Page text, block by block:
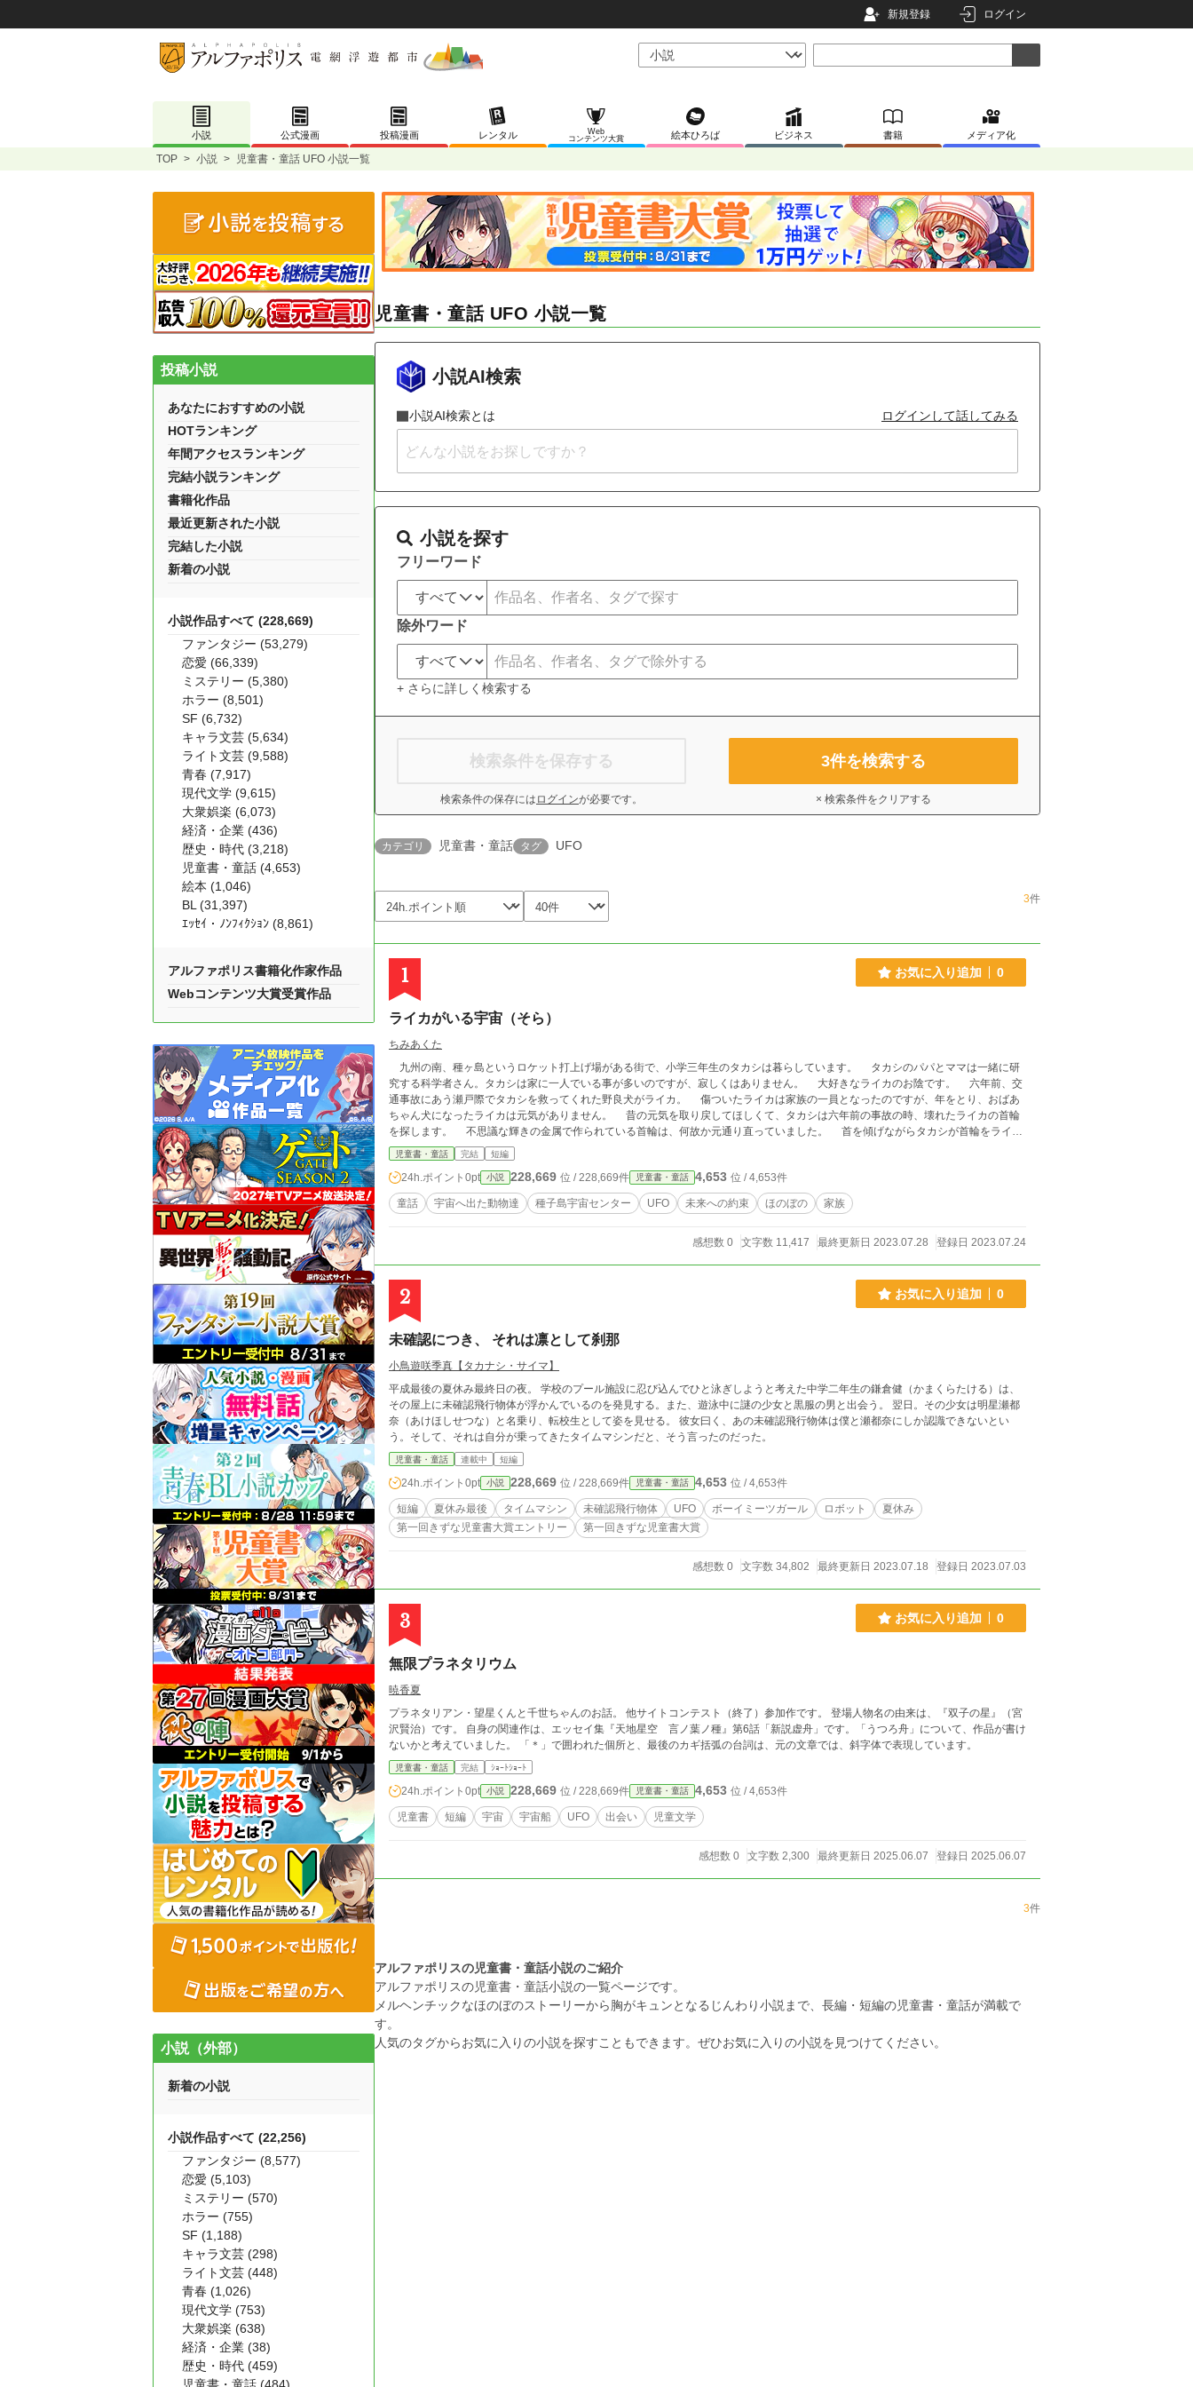
新規登録 ログイン
小説 公式漫画 投稿漫画 レンタル
Web
コンテンツ大賞
絵本ひろば ビジネス 書籍 メディア化
TOP > 小説 > 児童書・童話 UFO 小説一覧
児童書・童話 UFO 小説一覧
小説AI検索
小説AI検索とは ログインして話してみる
小説を探す
フリーワード
除外ワード
+ さらに詳しく検索する
検索条件を保存する
検索条件の保存には ログインが必要です。
3件を検索する
× 検索条件をクリアする
カテゴリ 児童書・童話 タグ UFO
3件
1 お気に入り追加 0
ライカがいる宇宙（そら）
ちみあくた
九州の南、種ヶ島というロケット打上げ場がある街で、小学三年生のタカシは暮らしています。 タカシのパパとママは一緒に研
究する科学者さん。タカシは家に一人でいる事が多いのですが、寂しくはありません。 大好きなライカのお陰です。 六年前、交
通事故にあう瀬戸際でタカシを救ってくれた野良犬がライカ。 傷ついたライカは家族の一員となったのですが、年をとり、おばあ
ちゃん犬になったライカは元気がありません。 昔の元気を取り戻してほしくて、タカシは六年前の事故の時、壊れたライカの首輪
を探します。 不思議な輝きの金属で作られている首輪は、何故か元通り直っていました。 首を傾げながらタカシが首輪をライカ
へ付けてやると、辺りは温かい光に包まれ、いつの間にかライカは若返っています。 「ありがとう、タカシ。あなたのおかげ」 信
じられない成り行きにタカシが目を丸くすると、何とライカは人の言葉で話しかけ、ＵＦＯまで呼び出してしまいます。 さぁ、散
歩に行きましょう。 ライカに誘われ、ＵＦＯに乗ったタカシは、パパとママの作り上げた探査用ロボットが今、まさに降り立とう
としている月へ向うのですが…… エブリスタ、小説家になろう、ノベルアップ+にも投稿しております。
児童書・童話 完結 短編
24h.ポイント 0pt 小説 228,669 位 / 228,669件 児童書・童話 4,653 位 / 4,653件
童話 宇宙へ出た動物達 種子島宇宙センター UFO 未来への約束 ほのぼの 家族
感想数 0 文字数 11,417 最終更新日 2023.07.28 登録日 2023.07.24
2 お気に入り追加 0
未確認につき、 それは凛として刹那
小鳥遊咲季真【タカナシ・サイマ】
平成最後の夏休み最終日の夜。 学校のプール施設に忍び込んでひと泳ぎしようと考えた中学二年生の鎌倉健（かまくらたける）は、
その屋上に未確認飛行物体が浮かんでいるのを発見する。また、遊泳中に謎の少女と黒服の男と出会う。 翌日。その少女は明星瀬都
奈（あけほしせつな）と名乗り、転校生として姿を見せる。 彼女曰く、あの未確認飛行物体は僕と瀬都奈にしか認識できないとい
う。そして、それは自分が乗ってきたタイムマシンだと、そう言ったのだった。
児童書・童話 連載中 短編
24h.ポイント 0pt 小説 228,669 位 / 228,669件 児童書・童話 4,653 位 / 4,653件
短編 夏休み最後 タイムマシン 未確認飛行物体 UFO ボーイミーツガール ロボット
夏休み
第一回きずな児童書大賞エントリー
第一回きずな児童書大賞
感想数 0 文字数 34,802 最終更新日 2023.07.18 登録日 2023.07.03
3 お気に入り追加 0
無限プラネタリウム
暁香夏
プラネタリアン・望星くんと千世ちゃんのお話。 他サイトコンテスト（終了）参加作です。 登場人物名の由来は、『双子の星』（宮
沢賢治）です。 自身の関連作は、エッセイ集『天地星空 言ノ葉ノ種』第6話「新説虚舟」です。「うつろ舟」について、作品が書け
ないかと考えていました。 「＊」で囲われた個所と、最後のカギ括弧の台詞は、元の文章では、斜字体で表現しています。
児童書・童話 完結 ｼｮｰﾄｼｮｰﾄ
24h.ポイント 0pt 小説 228,669 位 / 228,669件 児童書・童話 4,653 位 / 4,653件
児童書 短編 宇宙 宇宙船 UFO 出会い 児童文学
感想数 0 文字数 2,300 最終更新日 2025.06.07 登録日 2025.06.07
3件
アルファポリスの児童書・童話小説のご紹介
アルファポリスの児童書・童話小説の一覧ページです。
メルヘンチックなほのぼのストーリーから胸がキュンとなるじんわり小説まで、長編・短編の児童書・童話が満載で
す。
人気のタグからお気に入りの小説を探すこともできます。ぜひお気に入りの小説を見つけてください。
投稿小説
あなたにおすすめの小説
HOTランキング
年間アクセスランキング
完結小説ランキング
書籍化作品
最近更新された小説
完結した小説
新着の小説
小説作品すべて (228,669)
ファンタジー (53,279)
恋愛 (66,339)
ミステリー (5,380)
ホラー (8,501)
SF (6,732)
キャラ文芸 (5,634)
ライト文芸 (9,588)
青春 (7,917)
現代文学 (9,615)
大衆娯楽 (6,073)
経済・企業 (436)
歴史・時代 (3,218)
児童書・童話 (4,653)
絵本 (1,046)
BL (31,397)
ｴｯｾｲ・ﾉﾝﾌｨｸｼｮﾝ (8,861)
アルファポリス書籍化作家作品
Webコンテンツ大賞受賞作品
小説（外部）
新着の小説
小説作品すべて (22,256)
ファンタジー (8,577)
恋愛 (5,103)
ミステリー (570)
ホラー (755)
SF (1,188)
キャラ文芸 (298)
ライト文芸 (448)
青春 (1,026)
現代文学 (753)
大衆娯楽 (638)
経済・企業 (38)
歴史・時代 (459)